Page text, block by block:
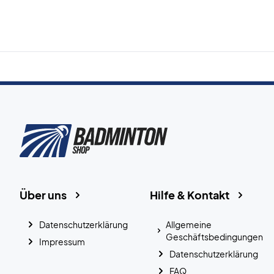
Hilfe & Kontakt
Allgemeine
Geschäftsbedingungen
Datenschutzerklärung
FAQ
Über uns
Datenschutzerklärung
Impressum